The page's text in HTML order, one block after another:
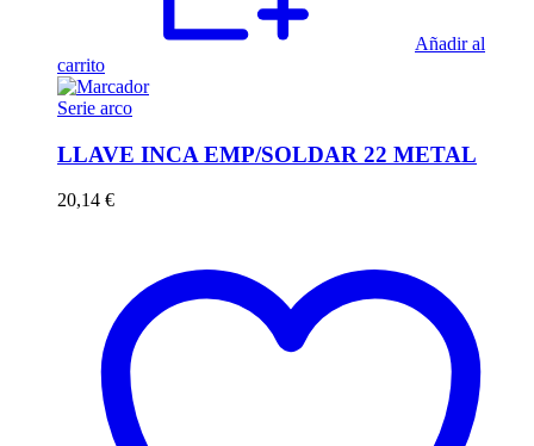
Añadir al
carrito
Serie arco
LLAVE INCA EMP/SOLDAR 22 METAL
20,14 €